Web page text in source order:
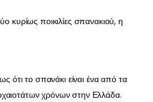
κυρίως ποικιλίες σπανακιού, η
ότι το σπανάκι είναι ένα από τα
χρόνων στην Ελλάδα.